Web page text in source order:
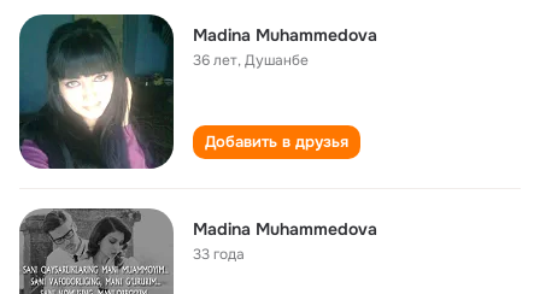
Madina Muhammedova
36 лет,Душанбе
Добавить в друзья
Madina Muhammedova
33 года